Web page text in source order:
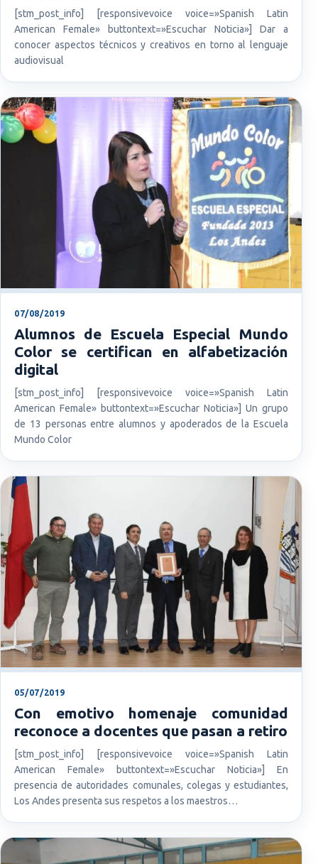
[stm_post_info] [responsivevoice voice=»Spanish Latin
American Female» buttontext=»Escuchar Noticia»] Dar a
conocer aspectos técnicos y creativos en torno al lenguaje
audiovisual
07/08/2019
Alumnos de Escuela Especial Mundo
Color se certifican en alfabetización
digital
[stm_post_info] [responsivevoice voice=»Spanish Latin
American Female» buttontext=»Escuchar Noticia»] Un grupo
de 13 personas entre alumnos y apoderados de la Escuela
Mundo Color
05/07/2019
Con emotivo homenaje comunidad
reconoce a docentes que pasan a retiro
[stm_post_info] [responsivevoice voice=»Spanish Latin
American Female» buttontext=»Escuchar Noticia»] En
presencia de autoridades comunales, colegas y estudiantes,
Los Andes presenta sus respetos a los maestros…